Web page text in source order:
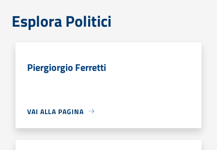
Esplora Politici
Piergiorgio Ferretti
VAI ALLA PAGINA